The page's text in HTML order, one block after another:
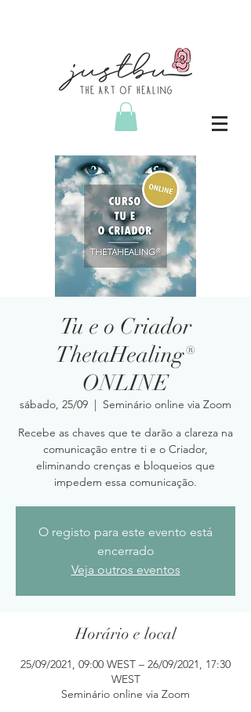
Tu e o Criador
ThetaHealing®
ONLINE
sábado, 25/09
  |
Seminário online via Zoom
Recebe as chaves que te darão a clareza na
comunicação entre ti e o Criador,
eliminando crenças e bloqueios que
impedem essa comunicação.
O registo para este evento está
encerrado
Veja outros eventos
Horário e local
25/09/2021, 09:00 WEST – 26/09/2021, 17:30
WEST
Seminário online via Zoom